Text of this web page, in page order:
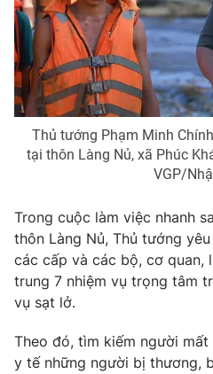
Thủ tướng Phạm Minh
tại thôn Làng Nủ, xã Phúc
VGP/
Trong cuộc làm việc nhanh
thôn Làng Nủ, Thủ tướng
các cấp và các bộ, cơ quan,
trung 7 nhiệm vụ trọng tâm
vụ sạt lở.
Theo đó, tìm kiếm người
y tế những người bị thương,